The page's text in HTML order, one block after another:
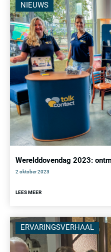
NIEUWS
Werelddovendag 2023:
2 oktober 2023
LEES MEER
ERVARINGSVERHAAL